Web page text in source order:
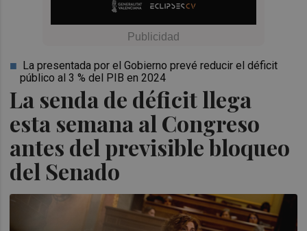
La senda de déficit llega
esta semana al Congreso
antes del previsible bloqueo
del Senado
La presentada por el Gobierno prevé reducir el déficit
público al 3 % del PIB en 2024